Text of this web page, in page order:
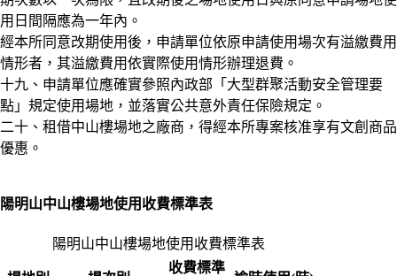
用日間隔應為一年內。
經本所同意改期使用後，申請單位依原申請使用場次有溢繳費用
情形者，其溢繳費用依實際使用情形辦理退費。
十九、申請單位應確實參照內政部「大型群聚活動安全管理要
點」規定使用場地，並落實公共意外責任保險規定。
二十、租借中山樓場地之廠商，得經本所專案核准享有文創商品
優惠。
陽明山中山樓場地使用收費標準表
陽明山中山樓場地使用收費標準表
收費標準